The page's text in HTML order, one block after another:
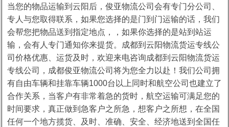
当您的物品运输到云阳后，俊亚物流公司会有专门分公司、
专人与您取得联系，如果您选择的是门到门运输的话，我们
会帮您把物品送到指定地点，，如果你选择的是站到站运
输，会有人专门通知你来提货。成都到云阳物流货运专线公
司价格优惠、运货及时，欢迎来电咨询成都到云阳物流货运
专线公司，成都俊亚物流公司将为您全力以赴！我们公司拥
有自由车辆和挂靠车辆1000台以上同时和航空公司也建立了
合作关系，当客户有非常着急的货时，航空运输可满足您的
时间要求，真正做到急客户之所急，想客户之所想，在全国
任何一个地方揽货、及时、准确、安全、经济地送到全国任